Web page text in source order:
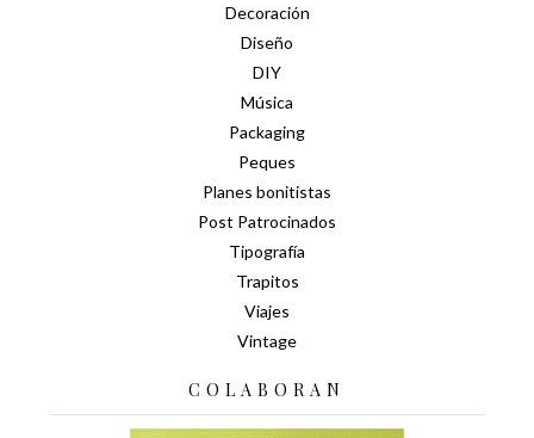
Decoración
Diseño
DIY
Música
Packaging
Peques
Planes bonitistas
Post Patrocinados
Tipografía
Trapitos
Viajes
Vintage
COLABORAN